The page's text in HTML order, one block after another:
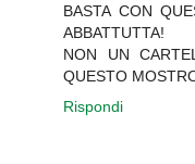
BASTA CON
ABBATTUTTA!
NON UN
QUESTO
Rispondi